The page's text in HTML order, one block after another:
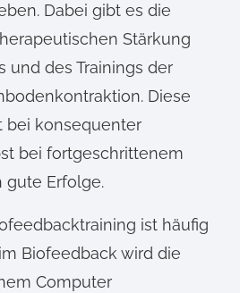
Dabei gibt es die
Stärkung
und des Trainings der
Diese
bei konsequenter
bei fortgeschrittenem
gute Erfolge.
ist häufig
Biofeedback wird die
Computer